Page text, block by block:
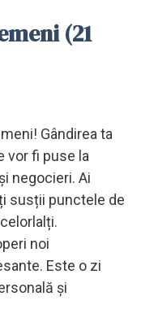
(21
Gândirea ta
vor fi puse la
negocieri. Ai
susții punctele de
noi
Este o zi
și